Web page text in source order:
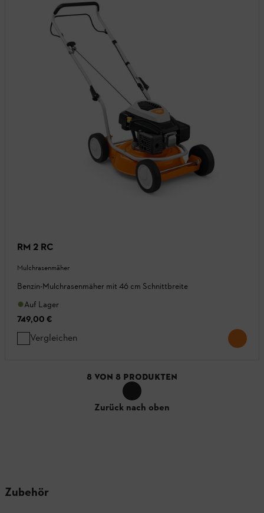
RM 2 RC
Mulchrasenmäher
Benzin-Mulchrasenmäher mit 46 cm Schnittbreite
Auf Lager
749,00 €
Vergleichen
8 VON 8 PRODUKTEN
Zurück nach oben
Zubehör